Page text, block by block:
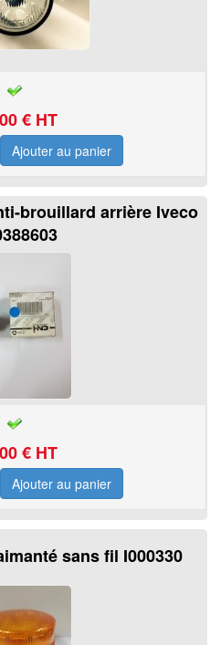
€ HT
brouillard arrière Iveco
€ HT
sans fil I000330